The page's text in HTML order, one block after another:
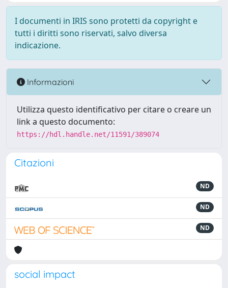
I documenti in IRIS sono protetti da copyright e
tutti i diritti sono riservati, salvo diversa
indicazione.
Informazioni
Utilizza questo identificativo per citare o creare un
link a questo documento:
https://hdl.handle.net/11591/389074
Citazioni
ND
ND
ND
social impact